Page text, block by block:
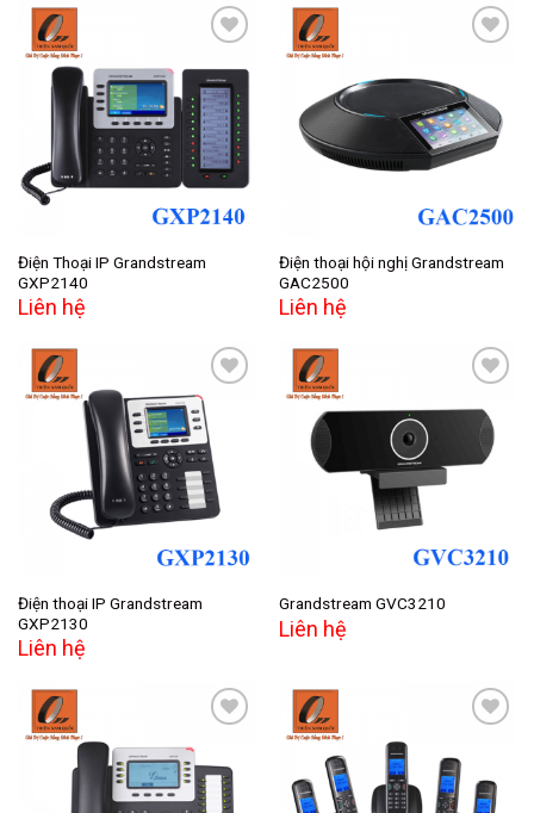
Add to
wishlist
Điện Thoại IP Grandstream
GXP2140
Liên hệ
Add to
wishlist
Điện thoại hội nghị Grandstream
GAC2500
Liên hệ
Add to
wishlist
Điện thoại IP Grandstream
GXP2130
Liên hệ
Add to
wishlist
Grandstream GVC3210
Liên hệ
Add to
wishlist
Add to
wishlist